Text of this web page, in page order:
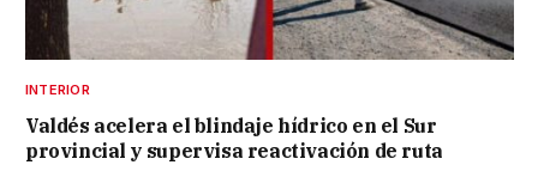
INTERIOR
Valdés acelera el blindaje hídrico en el Sur
provincial y supervisa reactivación de ruta